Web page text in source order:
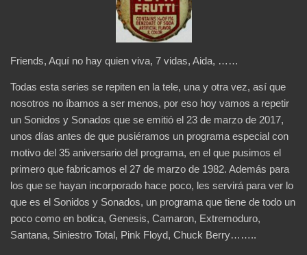
Friends, Aquí no hay quien viva, 7 vidas, Aida, ……
Todas esta series se repiten en la tele, una y otra vez, así que
nosotros no íbamos a ser menos, por eso hoy vamos a repetir
un Sonidos y Sonados que se emitió el 23 de marzo de 2017,
unos días antes de que pusiéramos un programa especial con
motivo del 35 aniversario del programa, en el que pusimos el
primero que fabricamos el 27 de marzo de 1982. Además para
los que se hayan incorporado hace poco, les servirá para ver lo
que es el Sonidos y Sonados, un programa que tiene de todo un
poco como en botica, Genesis, Camaron, Extremoduro,
Santana, Siniestro Total, Pink Floyd, Chuck Berry……..